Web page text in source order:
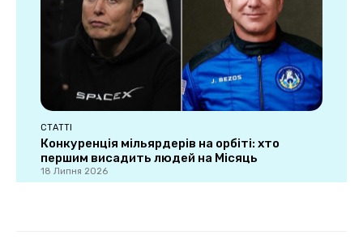
СТАТТІ
Конкуренція мільярдерів на орбіті: хто
першим висадить людей на Місяць
18 Липня 2026